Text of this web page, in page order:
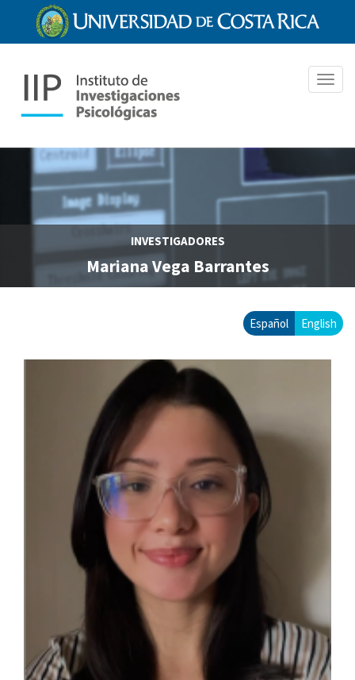
contenido
INVESTIGADORES
Mariana Vega Barrantes
Español English